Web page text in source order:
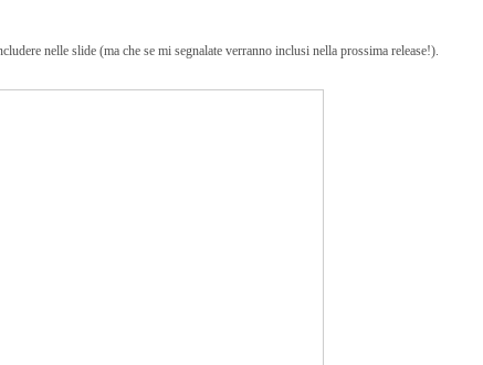
nelle slide (ma che se mi segnalate verranno inclusi nella prossima release!).